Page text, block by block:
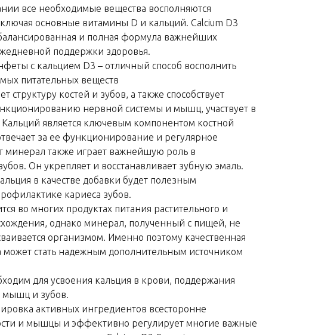
все необходимые вещества восполняются
основные витамины D и кальций. Calcium D3
и полная формула важнейших
поддержки здоровья.
с кальцием D3 – отличный способ восполнить
питательных веществ
структуру костей и зубов, а также способствует
нервной системы и мышц, участвует в
является ключевым компонентом костной
за ее функционирование и регулярное
минерал также играет важнейшую роль в
Он укрепляет и восстанавливает зубную эмаль.
в качестве добавки будет полезным
кариеса зубов.
во многих продуктах питания растительного и
однако минерал, полученный с пищей, не
организмом. Именно поэтому качественная
может стать надежным дополнительным источником
для усвоения кальция в крови, поддержания
мышц и зубов.
активных ингредиентов всесторонне
и мышцы и эффективно регулирует многие важные